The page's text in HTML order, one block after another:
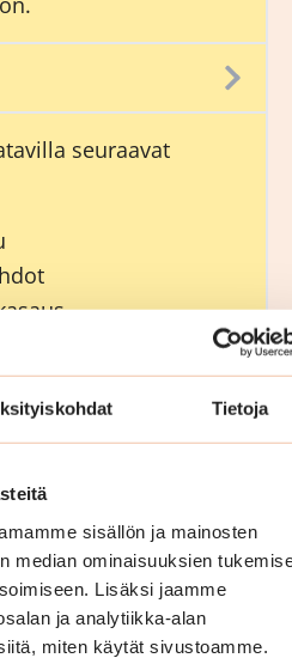
Tietoja
sisällön ja mainosten
median ominaisuuksien
Lisäksi jaamme
ja analytiikka-alan
miten käytät sivustoamme.
seuraavat
täytöt.
7 (Uusimaa):
auttaa
kaikissa äkillisissä
nopeasti ja
3400 900.